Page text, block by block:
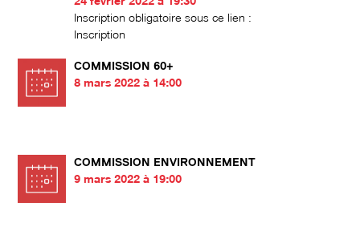
Inscription obligatoire sous ce lien :
Inscription
COMMISSION 60+
8 mars 2022 à 14:00
COMMISSION ENVIRONNEMENT
9 mars 2022 à 19:00